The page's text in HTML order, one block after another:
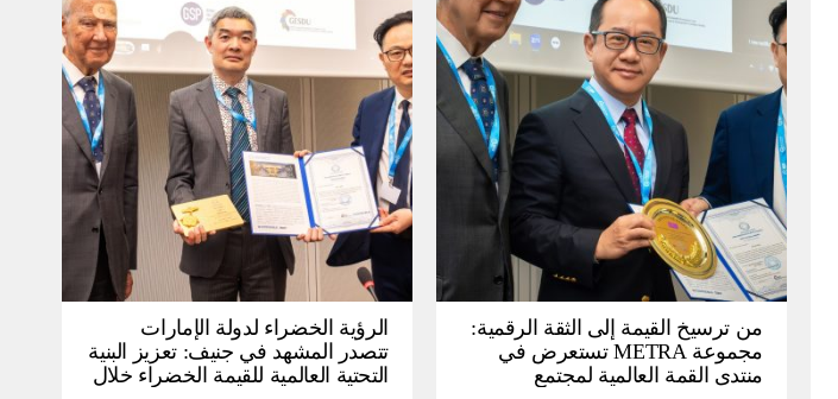
من ترسيخ القيمة إلى الثقة الرقمية:
مجموعة METRA تستعرض في
منتدى القمة العالمية لمجتمع
الرؤية الخضراء لدولة الإمارات
تتصدر المشهد في جنيف: تعزيز البنية
التحتية العالمية للقيمة الخضراء خلال